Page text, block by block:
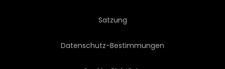
Satzung
Datenschutz-Bestimmungen